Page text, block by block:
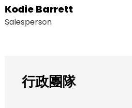
Kodie Barrett
Salesperson
行政團隊